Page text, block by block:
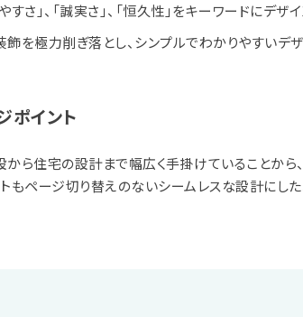
すさ」、「誠実さ」、「恒久性」をキーワードにデザイ
を極力削ぎ落とし、シンプルでわかりやすいデ
ポイント
ら住宅の設計まで幅広く手掛けていることから
もページ切り替えのないシームレスな設計にした